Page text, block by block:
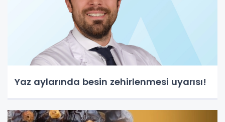
Yaz aylarında besin zehirlenmesi uyarısı!